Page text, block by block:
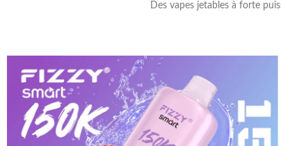
Des vapes jetables à forte